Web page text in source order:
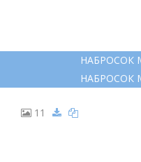
НАБРОСОК
НАБРОСОК
11